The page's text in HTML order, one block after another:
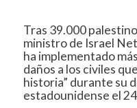
Tweet
URL
Tras 39.000
ministro de Israel
ha implementado
daños a los civiles
historia” durante su
estadounidense el